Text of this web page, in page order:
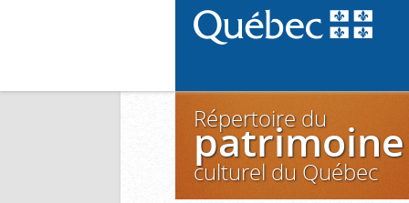
Répertoire du
patrimoine
culturel du Québec